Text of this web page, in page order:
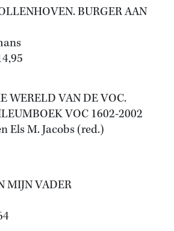
BURGER AAN
WERELD VAN DE VOC.
VOC 1602-2002
Els M. Jacobs (red.)
MIJN VADER